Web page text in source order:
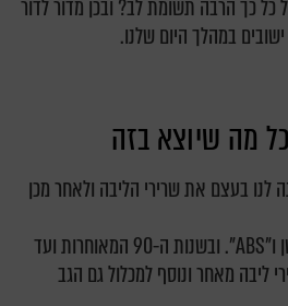
כך הרבה תשומת לב? ובכן מדור לדור
במהלך היום שלנו.
מה שיוצא בזה
לנו בעצם את שרירי הליבה ולאחר מכן
בשנות ה-80 זה היה אימון בטן ו"ABS". ובשנות ה-90 המאוחרות ועד
ליבה מאחר ונוסף למכלול גם הגב